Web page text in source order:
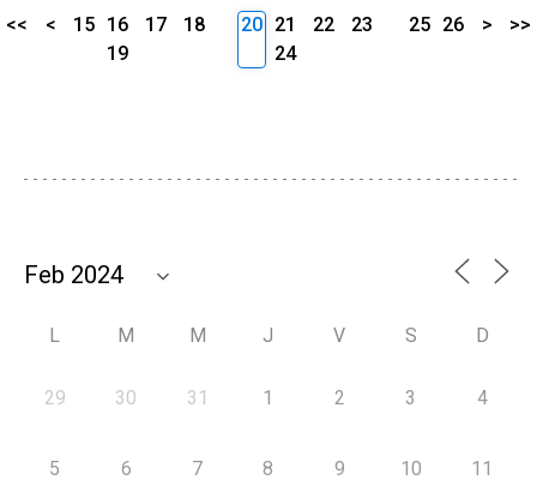
<< < 15 16 17
18
19
20 21 22
23
24
25 26 > >>
L M M J V S D
29 30 31 1 2 3 4
5 6 7 8 9 10 11